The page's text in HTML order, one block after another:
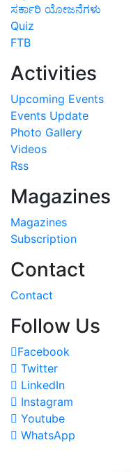
ಸರ್ಕಾರಿ ಯೋಜನೆಗಳು
Quiz
FTB
Activities
Upcoming Events
Events Update
Photo Gallery
Videos
Rss
Magazines
Magazines
Subscription
Contact
Contact
Follow Us
Facebook
Twitter
LinkedIn
Instagram
Youtube
WhatsApp